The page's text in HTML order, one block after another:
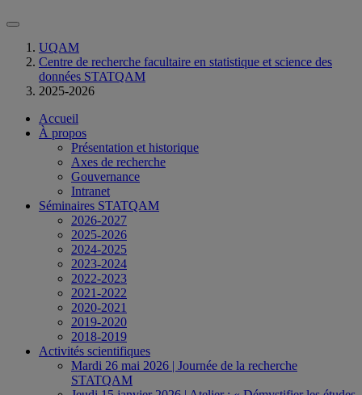
UQAM
Centre de recherche facultaire en statistique et science des
données STATQAM
2025-2026
Accueil
À propos
Présentation et historique
Axes de recherche
Gouvernance
Intranet
Séminaires STATQAM
2026-2027
2025-2026
2024-2025
2023-2024
2022-2023
2021-2022
2020-2021
2019-2020
2018-2019
Activités scientifiques
Mardi 26 mai 2026 | Journée de la recherche
STATQAM